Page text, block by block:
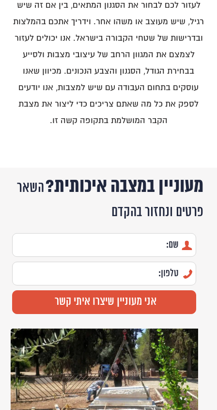
לעזור לכם לבחור את הסגנון המתאים, בין אם זה שיש
רגיל, שיש מעוצב או משהו אחר. וידריך אתכם בהמלצות
ובדרישות של שטחי הקבורה בישראל. אנו יכולים לעזור
לצמצם את המגוון הרחב של עיצובי מצבות ולסייע
בבחירת הגודל, הסגנון והצבע הנכונים. מכיוון שאנו
עוסקים בתחום העבודה עם שיש למצבות, אנו יודעים
לספק את כל מה שאתם צריכים כדי ליצור את מצבת
הקבר המושלמת בתקופה קשה זו.
מעוניין במצבה איכותית?השאר
פרטים ונחזור בהקדם